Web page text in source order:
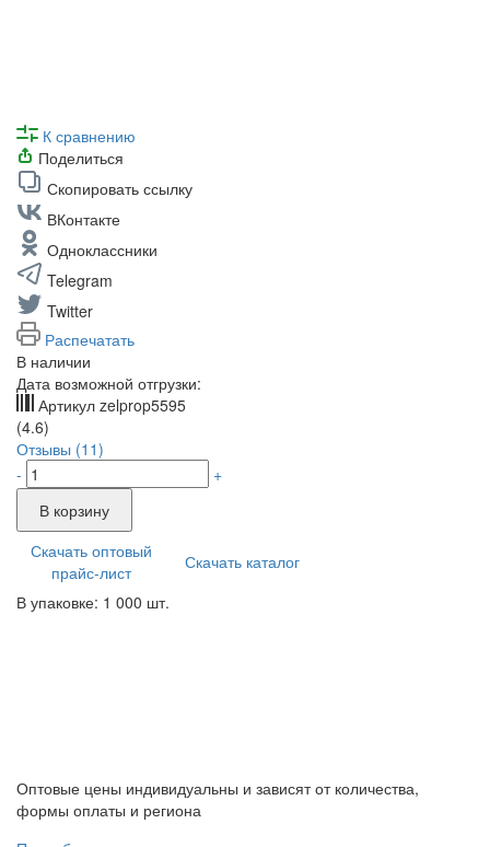
К сравнению
Поделиться
Скопировать ссылку
ВКонтакте
Одноклассники
Telegram
Twitter
Распечатать
В наличии
Дата возможной отгрузки:
Артикул zelprop5595
(4.6)
Отзывы (11)
-
+
В корзину
Скачать оптовый
прайс-лист
Скачать каталог
В упаковке: 1 000 шт.
Оптовые цены индивидуальны и зависят от количества,
формы оплаты и региона